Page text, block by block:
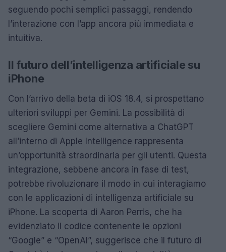
seguendo pochi semplici passaggi, rendendo
l’interazione con l’app ancora più immediata e
intuitiva.
Il futuro dell’intelligenza artificiale su
iPhone
Con l’arrivo della beta di iOS 18.4, si prospettano
ulteriori sviluppi per Gemini. La possibilità di
scegliere Gemini come alternativa a ChatGPT
all’interno di Apple Intelligence rappresenta
un’opportunità straordinaria per gli utenti. Questa
integrazione, sebbene ancora in fase di test,
potrebbe rivoluzionare il modo in cui interagiamo
con le applicazioni di intelligenza artificiale su
iPhone. La scoperta di Aaron Perris, che ha
evidenziato il codice contenente le opzioni
“Google” e “OpenAI”, suggerisce che il futuro di